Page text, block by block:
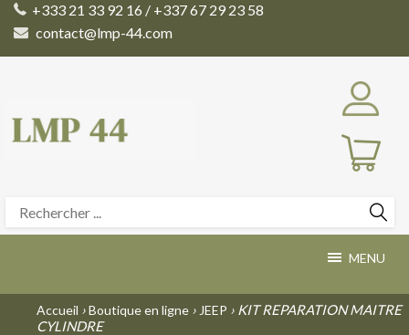
+333 21 33 92 16 / +337 67 29 23 58
contact@lmp-44.com
MENU
Accueil ›Boutique en ligne › JEEP › KIT REPARATION MAITRE
CYLINDRE